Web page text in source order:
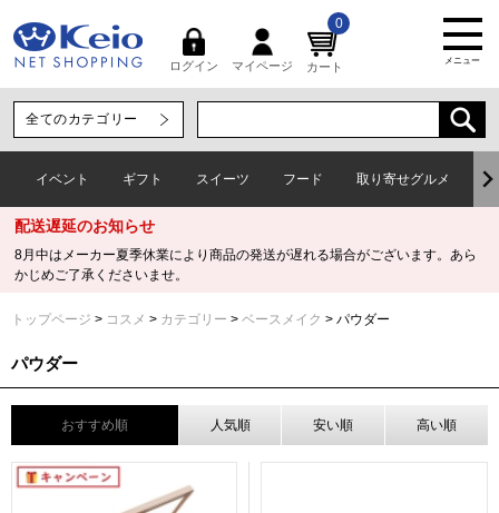
ログイン マイページ カート
0
メニュー
イベント ギフト スイーツ フード 取り寄せグルメ
配送遅延のお知らせ
8月中はメーカー夏季休業により商品の発送が遅れる場合がございます。あら
かじめご了承くださいませ。
トップページ コスメ カテゴリー ベースメイク パウダー
パウダー
おすすめ順 人気順 安い順 高い順